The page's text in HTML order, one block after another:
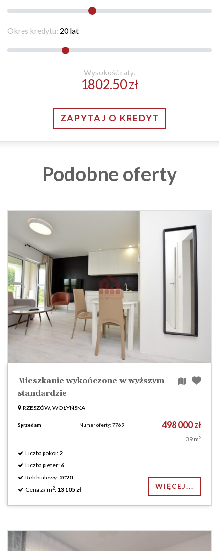
Okres kredytu: 20 lat
Wysokość raty:
1802.50zł
ZAPYTAJ O KREDYT
Podobne oferty
Mieszkanie wykończone w wyższym
standardzie
RZESZÓW, WOŁYŃSKA
Sprzedam Numer oferty: 7769 498 000 zł
39 m2
Liczba pokoi:2
Liczba pieter: 6
Rok budowy:2020
Cena za m2: 13 105 zł WIĘCEJ...